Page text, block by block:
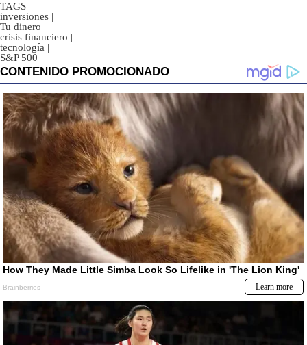
TAGS
inversiones |
Tu dinero |
crisis financiero |
tecnología |
S&P 500